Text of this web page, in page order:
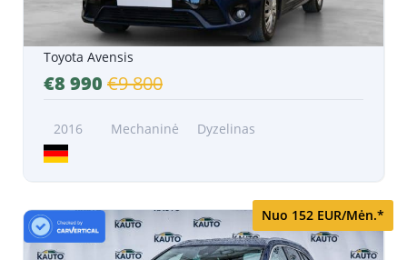
Toyota Avensis
€8 990 €9 800
2016 Mechaninė Dyzelinas
Nuo 152 EUR/Mėn.*